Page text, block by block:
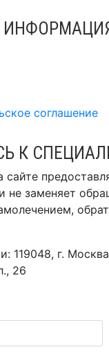
соглашение
К
не заменяет
119048, г.
26